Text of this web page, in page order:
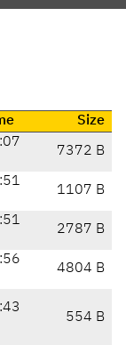
Size
7372 B
1107 B
2787 B
4804 B
554 B